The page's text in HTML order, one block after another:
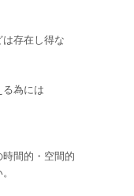
存在し得な
る為には
間的・空間的